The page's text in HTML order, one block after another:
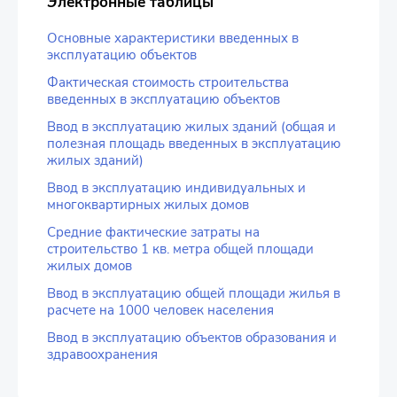
Основные характеристики введенных в
эксплуатацию объектов
Фактическая стоимость строительства
введенных в эксплуатацию объектов
Ввод в эксплуатацию жилых зданий (общая и
полезная площадь введенных в эксплуатацию
жилых зданий)
Ввод в эксплуатацию индивидуальных и
многоквартирных жилых домов
Средние фактические затраты на
строительство 1 кв. метра общей площади
жилых домов
Ввод в эксплуатацию общей площади жилья в
расчете на 1000 человек населения
Ввод в эксплуатацию объектов образования и
здравоохранения